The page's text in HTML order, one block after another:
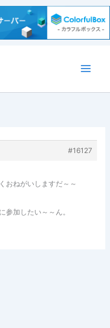
#16127
おねがいしますだ～～
参加したい～～ん。